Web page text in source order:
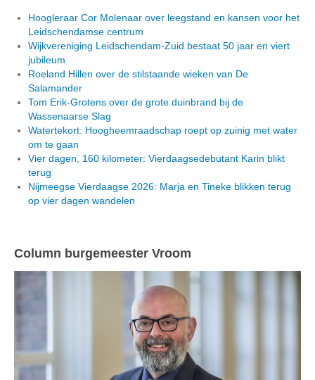
Hoogleraar Cor Molenaar over leegstand en kansen voor het
Leidschendamse centrum
Wijkvereniging Leidschendam-Zuid bestaat 50 jaar en viert
jubileum
Roeland Hillen over de stilstaande wieken van De
Salamander
Tom Erik-Grotens over de grote duinbrand bij de
Wassenaarse Slag
Watertekort: Hoogheemraadschap roept op zuinig met water
om te gaan
Vier dagen, 160 kilometer: Vierdaagsedebutant Karin blikt
terug
Nijmeegse Vierdaagse 2026: Marja en Tineke blikken terug
op vier dagen wandelen
Column burgemeester Vroom